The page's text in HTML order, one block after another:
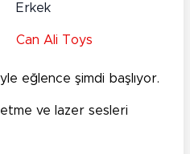
Erkek
Can Ali Toys
eğlence şimdi başlıyor.
etme ve lazer sesleri